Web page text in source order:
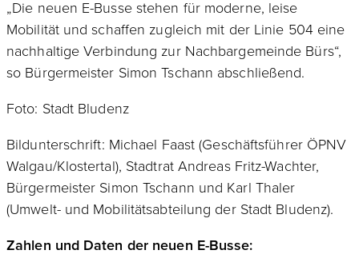
„Die neuen E-Busse stehen für moderne, leise
Mobilität und schaffen zugleich mit der Linie 504 eine
nachhaltige Verbindung zur Nachbargemeinde Bürs“,
so Bürgermeister Simon Tschann abschließend.
Foto: Stadt Bludenz
Bildunterschrift: Michael Faast (Geschäftsführer ÖPNV
Walgau/Klostertal), Stadtrat Andreas Fritz-Wachter,
Bürgermeister Simon Tschann und Karl Thaler
(Umwelt- und Mobilitätsabteilung der Stadt Bludenz).
Zahlen und Daten der neuen E-Busse: